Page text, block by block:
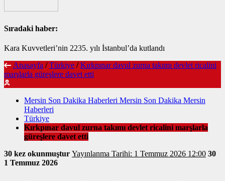
Sıradaki haber:
Kara Kuvvetleri’nin 2235. yılı İstanbul’da kutlandı
Anasayfa / Türkiye / Kırkpınar davul zurna takımı devlet ricalini
marşlarla güreşlere davet etti
Mersin Son Dakika Haberleri Mersin Son Dakika Mersin
Haberleri
Türkiye
Kırkpınar davul zurna takımı devlet ricalini marşlarla
güreşlere davet etti
30 kez okunmuştur
Yayınlanma Tarihi: 1 Temmuz 2026 12:00 30
1 Temmuz 2026